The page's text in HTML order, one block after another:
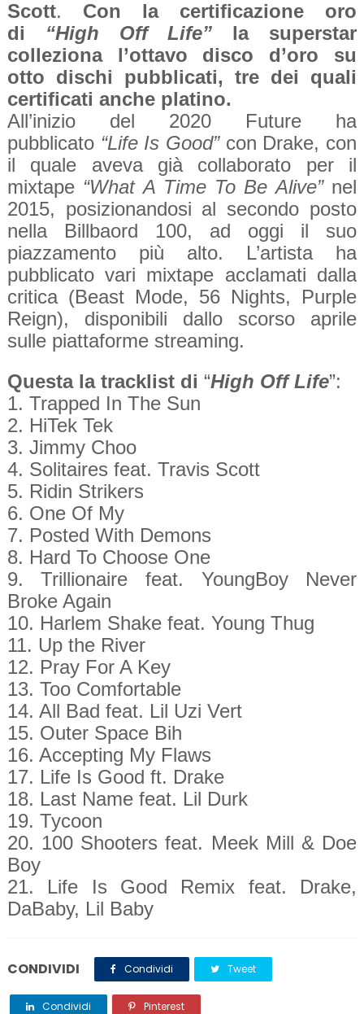
Scott. Con la certificazione oro
di “High Off Life” la superstar
colleziona l’ottavo disco d’oro su
otto dischi pubblicati, tre dei quali
certificati anche platino.
All’inizio del 2020 Future ha
pubblicato “Life Is Good”con Drake, con
il quale aveva già collaborato per il
mixtape “What A Time To Be Alive” nel
2015, posizionandosi al secondo posto
nella Billbaord 100, ad oggi il suo
piazzamento più alto. L’artista ha
pubblicato vari mixtape acclamati dalla
critica (Beast Mode, 56 Nights, Purple
Reign), disponibili dallo scorso aprile
sulle piattaforme streaming.
Questa la tracklist di “High Off Life”:
1. Trapped In The Sun
2. HiTek Tek
3. Jimmy Choo
4. Solitaires feat. Travis Scott
5. Ridin Strikers
6. One Of My
7. Posted With Demons
8. Hard To Choose One
9. Trillionaire feat. YoungBoy Never
Broke Again
10. Harlem Shake feat. Young Thug
11. Up the River
12. Pray For A Key
13. Too Comfortable
14. All Bad feat. Lil Uzi Vert
15. Outer Space Bih
16. Accepting My Flaws
17. Life Is Good ft. Drake
18. Last Name feat. Lil Durk
19. Tycoon
20. 100 Shooters feat. Meek Mill & Doe
Boy
21. Life Is Good Remix feat. Drake,
DaBaby, Lil Baby
CONDIVIDI Condividi Tweet
Condividi Pinterest